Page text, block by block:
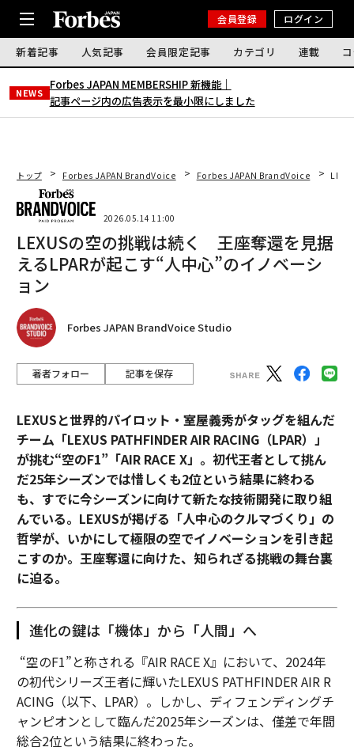
会員登録 ログイン
新着記事 人気記事 会員限定記事 カテゴリ 連載
NEWS
Forbes JAPAN MEMBERSHIP 新機能｜
記事ページ内の広告表示を最小限にしました
トップ Forbes JAPAN BrandVoice Forbes JAPAN BrandVoice
2026.05.14 11:00
LEXUSの空の挑戦は続く 王座奪還を見据
えるLPARが起こす“人中心”のイノベーシ
ョン
Forbes JAPAN BrandVoice Studio
著者フォロー 記事を保存
LEXUSと世界的パイロット・室屋義秀がタッグを組んだ
チーム「LEXUS PATHFINDER AIR RACING（LPAR）」
が挑む“空のF1”「AIR RACE X」。初代王者として挑ん
だ25年シーズンでは惜しくも2位という結果に終わる
も、すでに今シーズンに向けて新たな技術開発に取り組
んでいる。LEXUSが掲げる「人中心のクルマづくり」の
哲学が、いかにして極限の空でイノベーションを引き起
こすのか。王座奪還に向けた、知られざる挑戦の舞台裏
に迫る。
進化の鍵は「機体」から「人間」へ
“空のF1”と称される『AIR RACE X』において、2024年
の初代シリーズ王者に輝いたLEXUS PATHFINDER AIR R
ACING（以下、LPAR）。しかし、ディフェンディングチ
ャンピオンとして臨んだ2025年シーズンは、僅差で年間
総合2位という結果に終わった。